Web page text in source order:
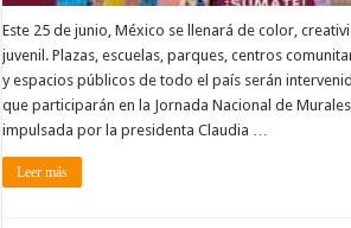
Este 25 de junio, México se llenará de color,
juvenil. Plazas, escuelas, parques, centros
y espacios públicos de todo el país serán
que participarán en la Jornada Nacional de
impulsada por la presidenta Claudia …
Leer más